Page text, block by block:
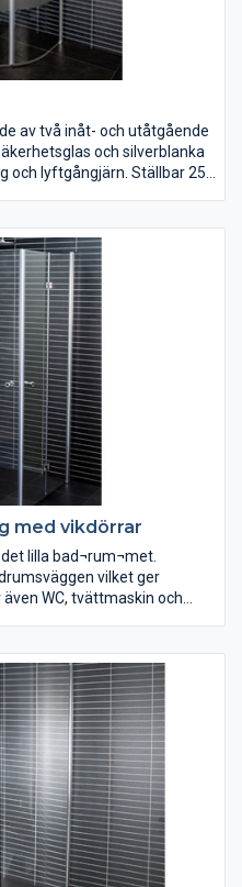
av två inåt- och utåtgående
och silverblanka
och lyftgångjärn. Ställbar 25
med vikdörrar
lilla bad¬rum¬met.
vilket ger
WC, tvättmaskin och
eleganta dörrknoppar
och lyftgångjärn.